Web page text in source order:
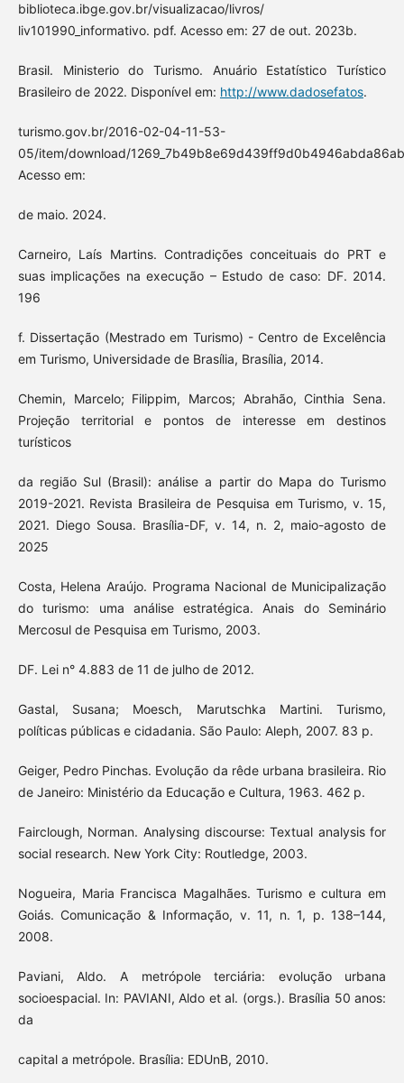
biblioteca.ibge.gov.br/visualizacao/livros/
liv101990_informativo. pdf. Acesso em: 27 de out. 2023b.
Brasil. Ministerio do Turismo. Anuário Estatístico Turístico
Brasileiro de 2022. Disponível em: http://www.dadosefatos.
turismo.gov.br/2016-02-04-11-53-
05/item/download/
Acesso em:
de maio. 2024.
Carneiro, Laís Martins. Contradições conceituais do PRT e
suas implicações na execução – Estudo de caso: DF. 2014.
196
f. Dissertação (Mestrado em Turismo) - Centro de Excelência
em Turismo, Universidade de Brasília, Brasília, 2014.
Chemin, Marcelo; Filippim, Marcos; Abrahão, Cinthia Sena.
Projeção territorial e pontos de interesse em destinos
turísticos
da região Sul (Brasil): análise a partir do Mapa do Turismo
2019-2021. Revista Brasileira de Pesquisa em Turismo, v. 15,
2021. Diego Sousa. Brasília-DF, v. 14, n. 2, maio-agosto de
2025
Costa, Helena Araújo. Programa Nacional de Municipalização
do turismo: uma análise estratégica. Anais do Seminário
Mercosul de Pesquisa em Turismo, 2003.
DF. Lei n° 4.883 de 11 de julho de 2012.
Gastal, Susana; Moesch, Marutschka Martini. Turismo,
políticas públicas e cidadania. São Paulo: Aleph, 2007. 83 p.
Geiger, Pedro Pinchas. Evolução da rêde urbana brasileira. Rio
de Janeiro: Ministério da Educação e Cultura, 1963. 462 p.
Fairclough, Norman. Analysing discourse: Textual analysis for
social research. New York City: Routledge, 2003.
Nogueira, Maria Francisca Magalhães. Turismo e cultura em
Goiás. Comunicação & Informação, v. 11, n. 1, p. 138–144,
2008.
Paviani, Aldo. A metrópole terciária: evolução urbana
socioespacial. In: PAVIANI, Aldo et al. (orgs.). Brasília 50 anos:
da
capital a metrópole. Brasília: EDUnB, 2010.